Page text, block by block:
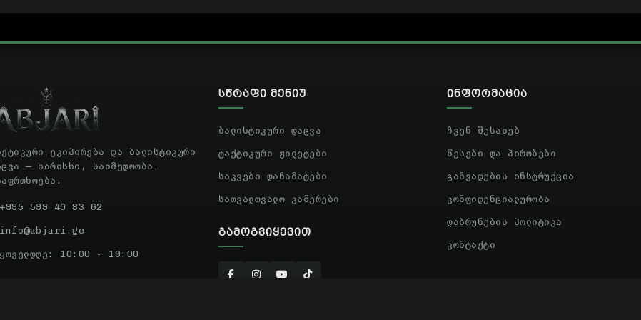
ეკიპირება და ბალისტიკური
— ხარისხი, საიმედოობა,
+995 599 40 83 62
info@abjari.ge
ყოველდღე: 10:00 - 19:00
ᲡᲬᲠᲐᲤᲘ ᲛᲔᲜᲘᲣ
ბალისტიკური დაცვა
ტაქტიკური ჟილეტები
საკვები დანამატები
სათვალთვალო კამერები
ᲒᲐᲛᲝᲒᲕᲘᲧᲔᲕᲘᲗ
ᲘᲜᲤᲝᲠᲛᲐᲪᲘᲐ
ჩვენ შესახებ
წესები და პირობები
განვადების ინსტრუქცია
კონფიდენციალურობა
დაბრუნების პოლიტიკა
კონტაქტი